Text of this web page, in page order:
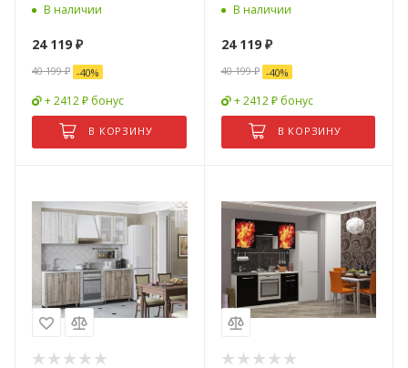
В наличии
24 119 ₽
40 199₽ -40%
+ 2412 ₽ бонус
В КОРЗИНУ
В наличии
24 119₽
40 199₽ -40%
+ 2412 ₽ бонус
В КОРЗИНУ